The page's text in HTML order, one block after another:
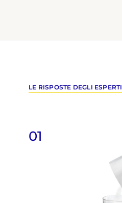
LE RISPOSTE DEGLI ESPERTI